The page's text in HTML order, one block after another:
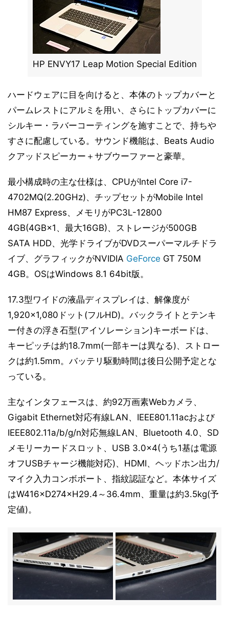
HP ENVY17 Leap Motion Special Edition
ハードウェアに目を向けると、本体のトップカバーと
パームレストにアルミを用い、さらにトップカバーに
シルキー・ラバーコーティングを施すことで、持ちや
すさに配慮している。サウンド機能は、Beats Audio
クアッドスピーカー＋サブウーファーと豪華。
最小構成時の主な仕様は、CPUがIntel Core i7-
4702MQ(2.20GHz)、チップセットがMobile Intel
HM87 Express、メモリがPC3L-12800
4GB(4GB×1、最大16GB)、ストレージが500GB
SATA HDD、光学ドライブがDVDスーパーマルチドラ
イブ、グラフィックがNVIDIA GeForce GT 750M
4GB。OSはWindows 8.1 64bit版。
17.3型ワイドの液晶ディスプレイは、解像度が
1,920×1,080ドット(フルHD)。バックライトとテンキ
ー付きの浮き石型(アイソレーション)キーボードは、
キーピッチは約18.7mm(一部キーは異なる)、ストロー
クは約1.5mm。バッテリ駆動時間は後日公開予定とな
っている。
主なインタフェースは、約92万画素Webカメラ、
Gigabit Ethernet対応有線LAN、IEEE801.11acおよび
IEEE802.11a/b/g/n対応無線LAN、Bluetooth 4.0、SD
メモリーカードスロット、USB 3.0×4(うち1基は電源
オフUSBチャージ機能対応)、HDMI、ヘッドホン出力/
マイク入力コンボポート、指紋認証など。本体サイズ
はW416×D274×H29.4～36.4mm、重量は約3.5kg(予
定値)。